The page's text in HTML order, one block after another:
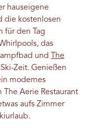
hauseigene
die kostenlosen
für den Tag
das
und
The
Zeit. Genießen
modernes
Aerie Restaurant
aufs Zimmer